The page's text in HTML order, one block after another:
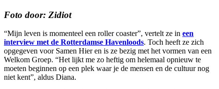
Foto door: Zidiot
“Mijn leven is momenteel een roller coaster”, vertelt ze in een
interview met de Rotterdamse Havenloods. Toch heeft ze zich
opgegeven voor Samen Hier en is ze bezig met het vormen van een
Welkom Groep. “Het lijkt me zo heftig om helemaal opnieuw te
moeten beginnen op een plek waar je de mensen en de cultuur nog
niet kent”, aldus Diana.